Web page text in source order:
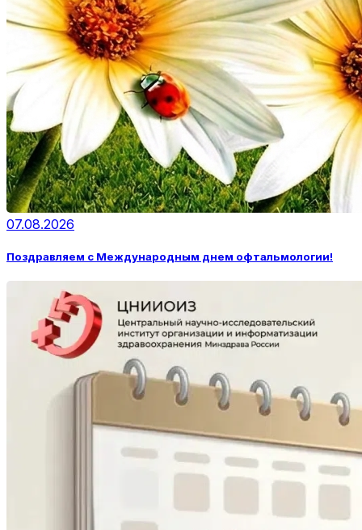
07.08.2026
Поздравляем с Международным днем офтальмологии!